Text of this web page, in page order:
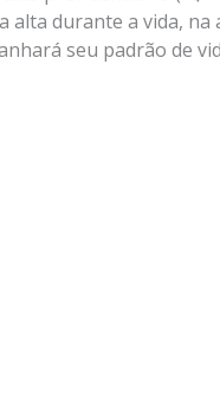
alta durante a vida,
seu padrão de